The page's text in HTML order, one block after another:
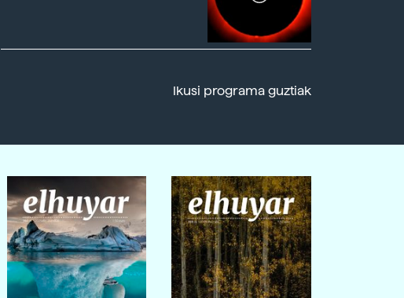
Ikusi programa guztiak